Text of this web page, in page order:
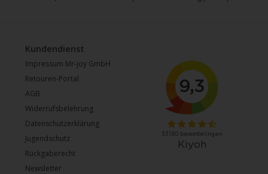
Kundendienst
Impressum Mr-joy GmbH
Retouren-Portal
AGB
Widerrufsbelehrung
Datenschutzerklärung
Jugendschutz
Rückgaberecht
Newsletter